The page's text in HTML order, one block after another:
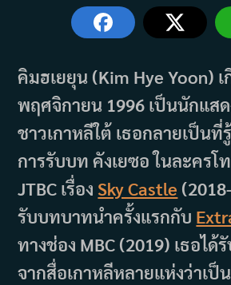
คิมฮเยยุน (Kim Hye Yoon)
พฤศจิกายน 1996 เป็นนักแส
ชาวเกาหลีใต้ เธอกลายเป็นที่
การรับบท คังเยซอ ในละครโ
JTBC เรื่อง Sky Castle
รับบทบาทนำครั้งแรกกับ
ทางช่อง MBC (2019) เธอไ
จากสื่อเกาหลีหลายแห่งว่าเป็